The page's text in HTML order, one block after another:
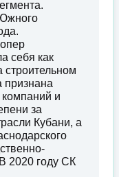
себя как
признана
и
за
Кубани, а
2020 году СК